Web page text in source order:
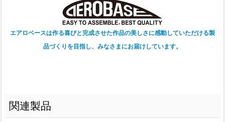
エアロベースは作る喜びと完成させた作品の美しさに感動していただける製
品づくりを目指し、みなさまにお届けしています。
関連製品